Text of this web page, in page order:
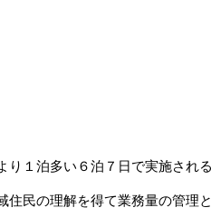
り１泊多い６泊７日で実施され
住民の理解を得て業務量の管理